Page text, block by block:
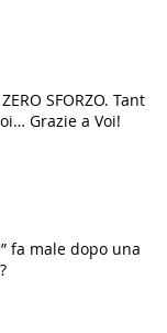
SFORZO. Tanti
Grazie a Voi!
fa male dopo una